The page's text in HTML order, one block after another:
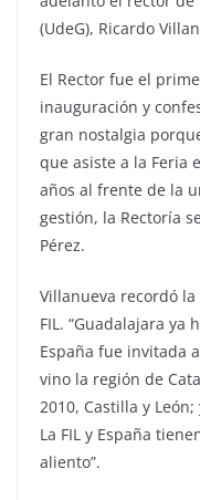
(UdeG), Ricardo
El Rector fue el
inauguración y
gran nostalgia
que asiste a la Feria
años al frente de la
gestión, la Rectoría
Pérez.
Villanueva recordó
FIL. “Guadalajara ya
España fue invitada
vino la región de
2010, Castilla y
La FIL y España
aliento”.